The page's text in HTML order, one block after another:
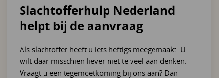
Slachtofferhulp Nederland
helpt bij de aanvraag
Als slachtoffer heeft u iets heftigs meegemaakt. U
wilt daar misschien liever niet te veel aan denken.
Vraagt u een tegemoetkoming bij ons aan? Dan